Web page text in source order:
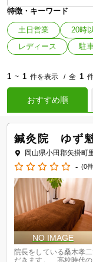
特徴・キーワード
土日営業 20時
レディース
駐
1 ~ 1 件を表示 全 1
おすすめ順
鍼灸院 ゆず
岡山県小田郡矢掛町
- (0
院長をしている桑木孝